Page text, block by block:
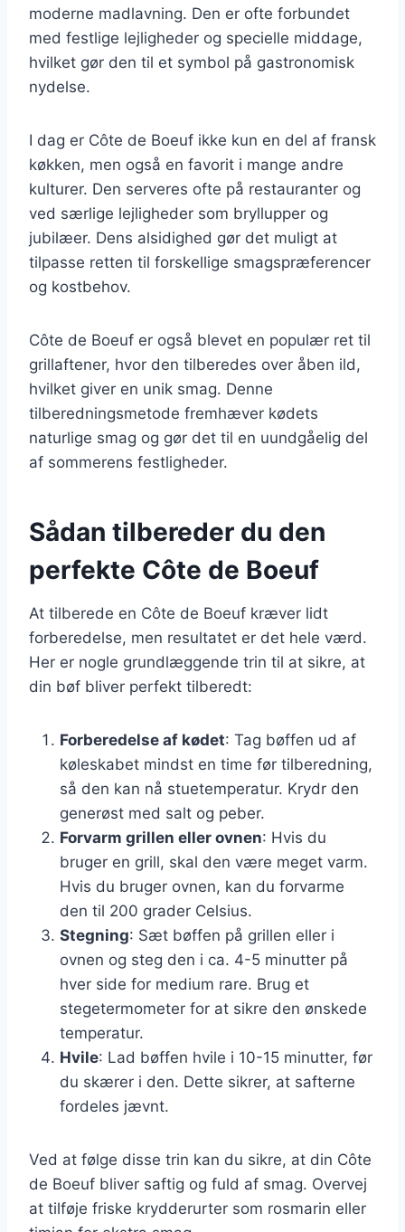
moderne madlavning. Den er ofte forbundet
med festlige lejligheder og specielle middage,
hvilket gør den til et symbol på gastronomisk
nydelse.
I dag er Côte de Boeuf ikke kun en del af fransk
køkken, men også en favorit i mange andre
kulturer. Den serveres ofte på restauranter og
ved særlige lejligheder som bryllupper og
jubilæer. Dens alsidighed gør det muligt at
tilpasse retten til forskellige smagspræferencer
og kostbehov.
Côte de Boeuf er også blevet en populær ret til
grillaftener, hvor den tilberedes over åben ild,
hvilket giver en unik smag. Denne
tilberedningsmetode fremhæver kødets
naturlige smag og gør det til en uundgåelig del
af sommerens festligheder.
Sådan tilbereder du den
perfekte Côte de Boeuf
At tilberede en Côte de Boeuf kræver lidt
forberedelse, men resultatet er det hele værd.
Her er nogle grundlæggende trin til at sikre, at
din bøf bliver perfekt tilberedt:
Forberedelse af kødet: Tag bøffen ud af
køleskabet mindst en time før tilberedning,
så den kan nå stuetemperatur. Krydr den
generøst med salt og peber.
Forvarm grillen eller ovnen: Hvis du
bruger en grill, skal den være meget varm.
Hvis du bruger ovnen, kan du forvarme
den til 200 grader Celsius.
Stegning: Sæt bøffen på grillen eller i
ovnen og steg den i ca. 4-5 minutter på
hver side for medium rare. Brug et
stegetermometer for at sikre den ønskede
temperatur.
Hvile: Lad bøffen hvile i 10-15 minutter, før
du skærer i den. Dette sikrer, at safterne
fordeles jævnt.
Ved at følge disse trin kan du sikre, at din Côte
de Boeuf bliver saftig og fuld af smag. Overvej
at tilføje friske krydderurter som rosmarin eller